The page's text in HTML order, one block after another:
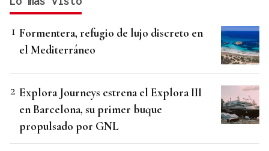
Formentera, refugio de lujo discreto en
el Mediterráneo
Explora Journeys estrena el Explora III
en Barcelona, su primer buque
propulsado por GNL